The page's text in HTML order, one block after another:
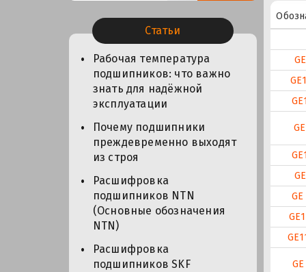
Статьи
Рабочая температура
подшипников: что важно
знать для надёжной
эксплуатации
Почему подшипники
преждевременно выходят
из строя
Расшифровка
подшипников NTN
(Основные обозначения
NTN)
Расшифровка
подшипников SKF